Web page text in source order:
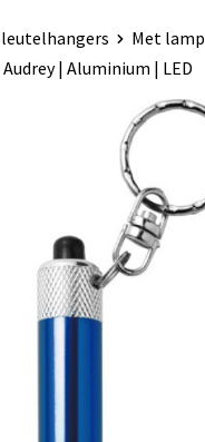
Met lamp
| Aluminium | LED